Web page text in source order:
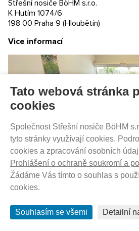
380Kč
Thule Reflector Set 19-X
Tato webová stránka
cookies
Společnost Střešní nosiče BöHM
tyto stránky využívají cookies.
cookies a zpracování osobních
Prohlášení o ochraně soukromí a
Žádáme Vás tímto o souhlas s
cookies.
Souhlasím se všemi Detailní
Střešní nosiče BöHM s.r.o.
K Hutím 1074/6
198 00 Praha 9 (Hloubětín)
Vice informací